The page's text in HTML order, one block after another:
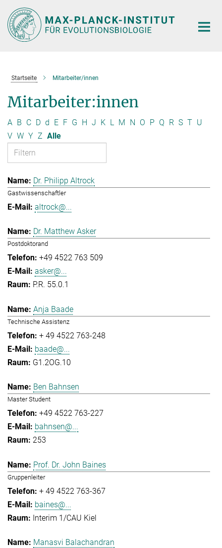
Hauptinhalt
Startseite Mitarbeiter/innen
Mitarbeiter:innen
A B C D d E F G H J K L M N O P Q R S T U
V W Y Z Alle
Dr. Philipp Altrock
Gastwissenschaftler
altrock@...
Dr. Matthew Asker
Postdoktorand
+49 4522 763 509
asker@...
P.R. 55.0.1
Anja Baade
Technische Assistenz
+ 49 4522 763-248
baade@...
G1.2OG.10
Ben Bahnsen
Master Student
+49 4522 763-227
bahnsen@...
253
Prof. Dr. John Baines
Gruppenleiter
+ 49 4522 763-367
baines@...
Interim 1/CAU Kiel
Manasvi Balachandran